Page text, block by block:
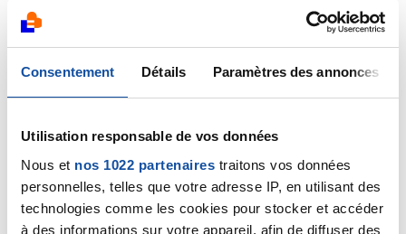
Consentement Détails Paramètres des annonces
Utilisation responsable de vos données
Nous et nos 1022 partenaires traitons vos données
personnelles, telles que votre adresse IP, en utilisant des
technologies comme les cookies pour stocker et accéder
à des informations sur votre appareil, afin de diffuser des
Bonjour Tins,
en tant que malade (atteinte d'une autre pathologie)
Oui, il faut vous préparer et préparer votre Maman à
un parcours de soins, dont les étapes peuvent être
dures mais "franchissables".